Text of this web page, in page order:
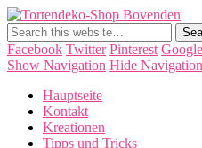
Tortendekorationen, Cake Pops,
Facebook Twitter Pinterest
Show Navigation Hide Navigation
Hauptseite
Kontakt
Kreationen
Tipps und Tricks